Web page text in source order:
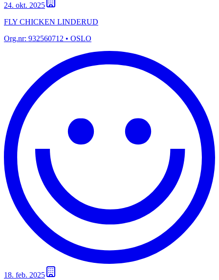
24. okt. 2025
FLY CHICKEN LINDERUD
Org.nr: 932560712 • OSLO
18. feb. 2025